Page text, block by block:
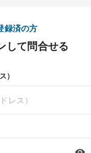
録済の方
して問合せる
）